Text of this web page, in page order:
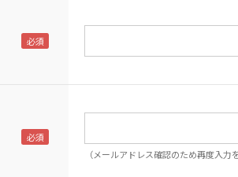
（メールアドレス確認のため再度入力